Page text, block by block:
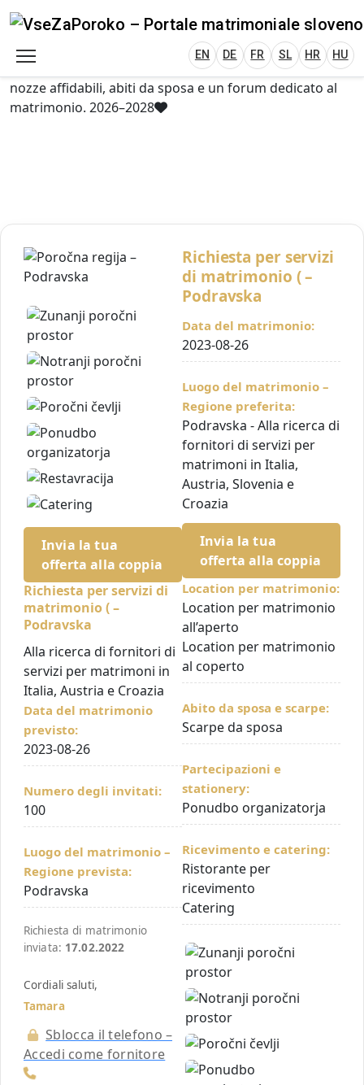
VseZaPoroko.net – Wedding Planning
Plan Your Wedding in Slovenia, Austria, Italy,
EN
VseZaPoroko – portale per l’organizzazione di
matrimoni locali e destination wedding in Slovenia,
Austria, Italia, Croazia e Ungheria. Scopri fornitori di
nozze affidabili, abiti da sposa e un forum dedicato al
matrimonio. 2026–2028
EN DE FR SL HR HU
Invia la tua
offerta alla coppia
Richiesta per servizi di
matrimonio ( –
Podravska
Alla ricerca di fornitori di
servizi per matrimoni in
Italia, Austria e Croazia
Data del matrimonio
previsto:
2023-08-26
Numero degli invitati:
100
Luogo del matrimonio –
Regione prevista:
Podravska
Richiesta di matrimonio
inviata: 17.02.2022
Cordiali saluti,
Tamara
Sblocca il telefono –
Accedi come fornitore
Richiesta per servizi
di matrimonio ( –
Podravska
Data del matrimonio:
2023-08-26
Luogo del matrimonio –
Regione preferita:
Podravska - Alla ricerca di
fornitori di servizi per
matrimoni in Italia,
Austria, Slovenia e
Croazia
Invia la tua
offerta alla coppia
Location per matrimonio:
Location per matrimonio
all’aperto
Location per matrimonio
al coperto
Abito da sposa e scarpe:
Scarpe da sposa
Partecipazioni e
stationery:
Ponudbo organizatorja
Ricevimento e catering:
Ristorante per
ricevimento
Catering